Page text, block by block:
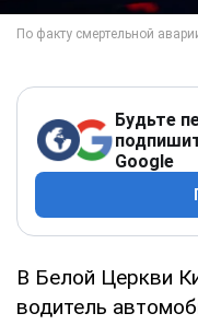
Будьте
Google
В Белой Церкви
водитель